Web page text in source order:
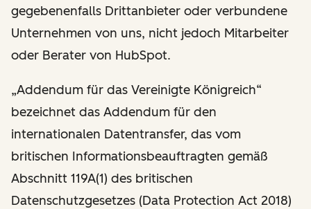
gegebenenfalls Drittanbieter oder verbundene
Unternehmen von uns, nicht jedoch Mitarbeiter
oder Berater von HubSpot.
„Addendum für das Vereinigte Königreich“
bezeichnet das Addendum für den
internationalen Datentransfer, das vom
britischen Informationsbeauftragten gemäß
Abschnitt 119A(1) des britischen
Datenschutzgesetzes (Data Protection Act 2018)